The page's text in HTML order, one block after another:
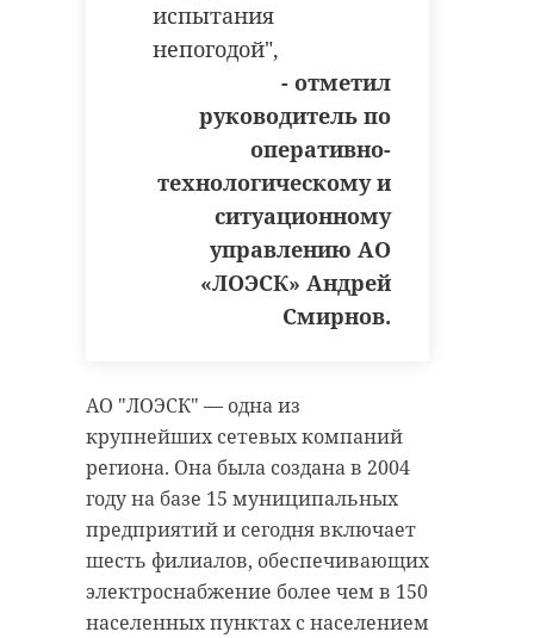
испытания
непогодой",
- отметил
руководитель по
оперативно-
технологическому и
ситуационному
управлению АО
«ЛОЭСК» Андрей
Смирнов.
АО "ЛОЭСК" — одна из
крупнейших сетевых компаний
региона. Она была создана в 2004
году на базе 15 муниципальных
предприятий и сегодня включает
шесть филиалов, обеспечивающих
электроснабжение более чем в 150
населенных пунктах с населением